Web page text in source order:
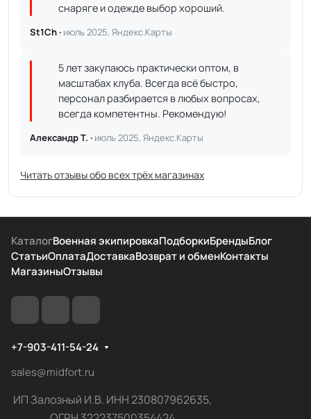
снаряге и одежде выбор хороший.
St1Ch · июль 2025, Яндекс.Карты
5 лет закупаюсь практически оптом, в
масштабах клуба. Всегда всё быстро,
персонал разбирается в любых вопросах,
всегда компетентны. Рекомендую!
Александр Т. · июль 2025, Яндекс.Карты
Читать отзывы обо всех трёх магазинах
КаталогВоенная экипировкаПодборкиБрендыБлог
СтатьиОплатаДоставкаВозврат и обменКонтакты
МагазиныОтзывы
+7-903-411-54-24
sales@midfort.ru
ИП Залозный И.В. ИНН 230807962635,